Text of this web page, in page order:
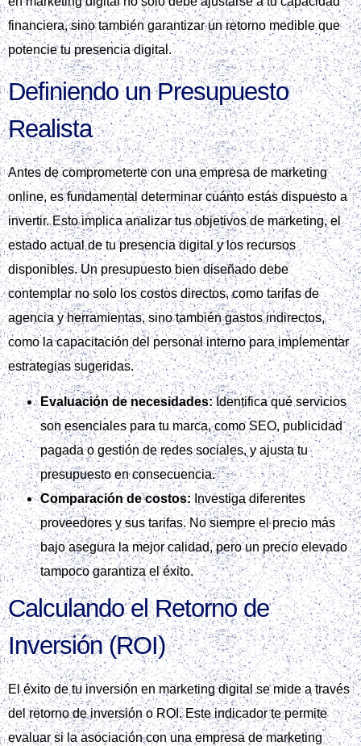
financiera, sino también garantizar un retorno medible que
potencie tu presencia digital.
Definiendo un Presupuesto
Realista
Antes de comprometerte con una empresa de marketing
online, es fundamental determinar cuánto estás dispuesto a
invertir. Esto implica analizar tus objetivos de marketing, el
estado actual de tu presencia digital y los recursos
disponibles. Un presupuesto bien diseñado debe
contemplar no solo los costos directos, como tarifas de
agencia y herramientas, sino también gastos indirectos,
como la capacitación del personal interno para implementar
estrategias sugeridas.
Evaluación de necesidades:Identifica qué servicios
son esenciales para tu marca, como SEO, publicidad
pagada o gestión de redes sociales, y ajusta tu
presupuesto en consecuencia.
Comparación de costos:Investiga diferentes
proveedores y sus tarifas. No siempre el precio más
bajo asegura la mejor calidad, pero un precio elevado
tampoco garantiza el éxito.
Calculando el Retorno de
Inversión (ROI)
El éxito de tu inversión en marketing digital se mide a través
del retorno de inversión o ROI. Este indicador te permite
evaluar si la asociación con una empresa de marketing